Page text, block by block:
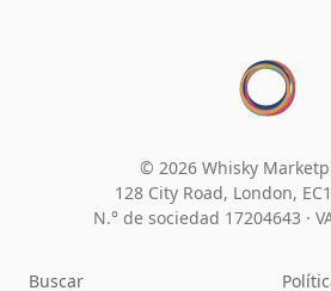
© 2026 Whisky
128 City Road, London,
N.° de sociedad 17204643 ·
Buscar